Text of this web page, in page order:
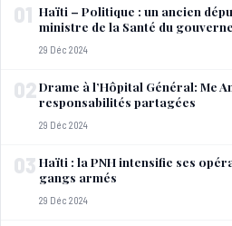
01 Haïti – Politique : un ancien
ministre de la Santé du
29 Déc 2024
02Drame à l’Hôpital Général: Me
responsabilités partagées
29 Déc 2024
03 Haïti : la PNH intensifie ses
gangs armés
29 Déc 2024